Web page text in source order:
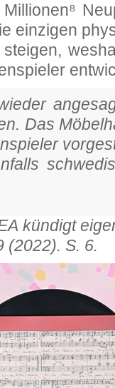
Mil­lio­nen⁸
ein­zi­gen
Das
kün­digt
(2022). S. 6.